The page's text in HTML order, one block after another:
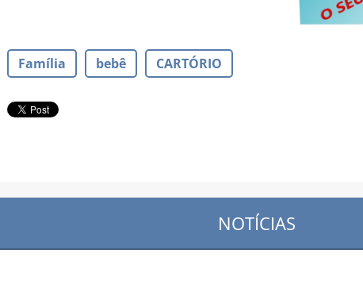
Família bebê CARTÓRIO
NOTÍCIAS